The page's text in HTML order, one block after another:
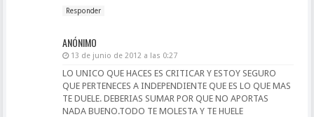
Responder
ANÓNIMO
13 de junio de 2012 a las 0:27
LO UNICO QUE HACES ES CRITICAR Y ESTOY SEGURO
QUE PERTENECES A INDEPENDIENTE QUE ES LO QUE MAS
TE DUELE. DEBERIAS SUMAR POR QUE NO APORTAS
NADA BUENO.TODO TE MOLESTA Y TE HUELE